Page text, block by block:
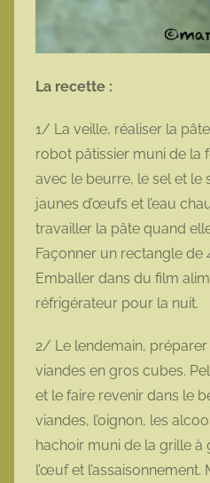
La recette :
1/ La veille, réaliser la
robot pâtissier muni de la
avec le beurre, le sel et le
jaunes d’œufs et l’eau
travailler la pâte quand
Façonner un rectangle de
Emballer dans du film
réfrigérateur pour la nuit.
2/ Le lendemain,
viandes en gros cubes.
et le faire revenir dans le
viandes, l’oignon, les
hachoir muni de la grille
l’œuf et l’assaisonnement.